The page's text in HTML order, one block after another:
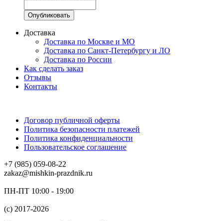
Доставка
Доставка по Москве и МО
Доставка по Санкт-Петербургу и ЛО
Доставка по России
Как сделать заказ
Отзывы
Контакты
Договор публичной оферты
Политика безопасности платежей
Политика конфиденциальности
Пользовательское соглашение
+7 (985) 059-08-22
zakaz@mishkin-prazdnik.ru
ПН-ПТ 10:00 - 19:00
(c) 2017-2026